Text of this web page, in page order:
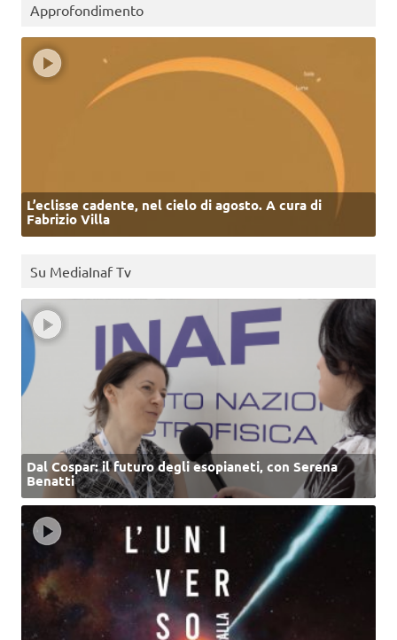
Approfondimento
L’eclisse cadente, nel cielo di agosto. A cura di
Fabrizio Villa
Su MediaInaf Tv
Dal Cospar: il futuro degli esopianeti, con Serena
Benatti